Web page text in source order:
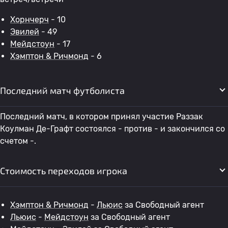
Хорнчерч - 10
Эвилей - 49
Мейдстоун - 17
Хэмптон & Ричмонд - 6
Последний матч футболиста
Последний матч, в котором принял участие Раззак
Коулман Де-Графт состоялся - против - и закончился со
счетом -.
Стоимость переходов игрока
Хэмптон & Ричмонд - Льюис за Свободный агент
Льюис - Мейдстоун за Свободный агент